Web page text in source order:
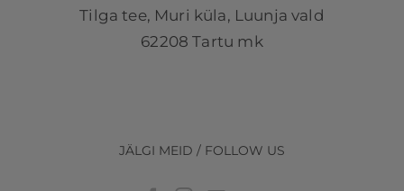
Tilga tee, Muri küla, Luunja vald
62208 Tartu mk
JÄLGI MEID / FOLLOW US